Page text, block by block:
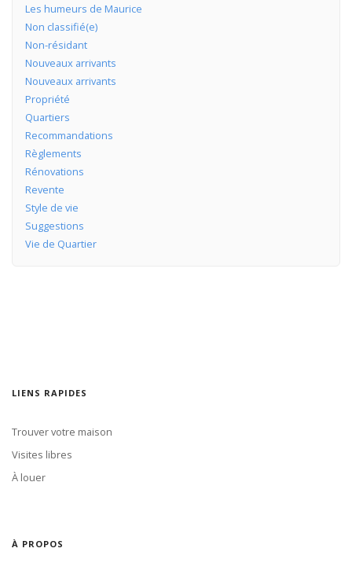
Les humeurs de Maurice
Non classifié(e)
Non-résidant
Nouveaux arrivants
Nouveaux arrivants
Propriété
Quartiers
Recommandations
Règlements
Rénovations
Revente
Style de vie
Suggestions
Vie de Quartier
LIENS RAPIDES
Trouver votre maison
Visites libres
À louer
À PROPOS